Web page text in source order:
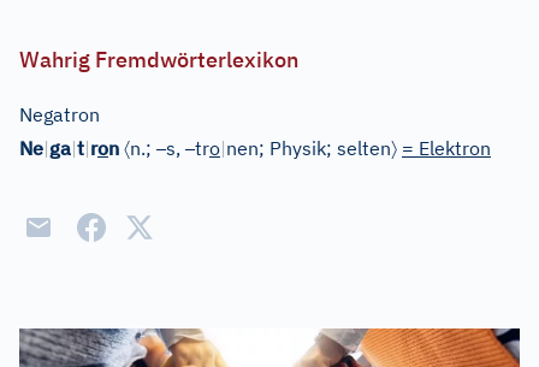
Wahrig Fremdwörterlexikon
Negatron
Ne|ga|t|ron 〈n.;–s,–tro|nen; Physik; selten〉 = Elektron